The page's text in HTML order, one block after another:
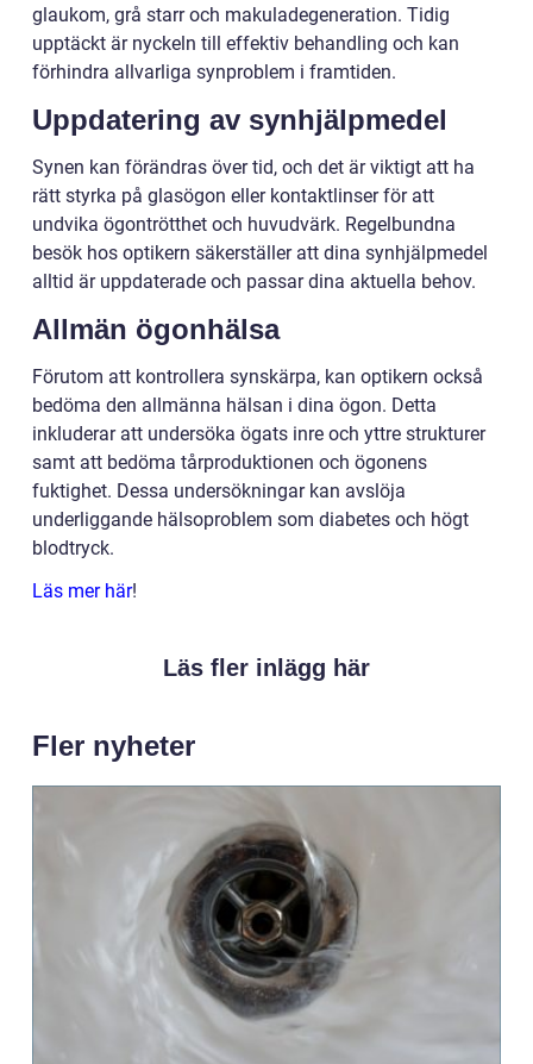
glaukom, grå starr och makuladegeneration. Tidig
upptäckt är nyckeln till effektiv behandling och kan
förhindra allvarliga synproblem i framtiden.
Uppdatering av synhjälpmedel
Synen kan förändras över tid, och det är viktigt att ha
rätt styrka på glasögon eller kontaktlinser för att
undvika ögontrötthet och huvudvärk. Regelbundna
besök hos optikern säkerställer att dina synhjälpmedel
alltid är uppdaterade och passar dina aktuella behov.
Allmän ögonhälsa
Förutom att kontrollera synskärpa, kan optikern också
bedöma den allmänna hälsan i dina ögon. Detta
inkluderar att undersöka ögats inre och yttre strukturer
samt att bedöma tårproduktionen och ögonens
fuktighet. Dessa undersökningar kan avslöja
underliggande hälsoproblem som diabetes och högt
blodtryck.
Läs mer här!
Läs fler inlägg här
Fler nyheter